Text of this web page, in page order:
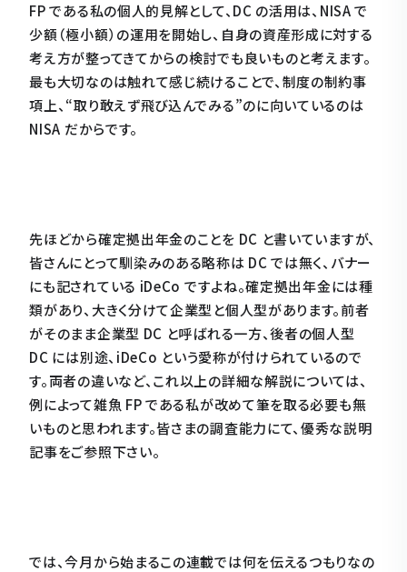
FP である私の個人的見解として、DC の活用は、NISA で
少額（極小額）の運用を開始し、自身の資産形成に対する
考え方が整ってきてからの検討でも良いものと考えます。
最も大切なのは触れて感じ続けることで、制度の制約事
項上、“取り敢えず飛び込んでみる”のに向いているのは
NISA だからです。
先ほどから確定拠出年金のことを DC と書いていますが、
皆さんにとって馴染みのある略称は DC では無く、バナー
にも記されている iDeCo ですよね。確定拠出年金には種
類があり、大きく分けて企業型と個人型があります。前者
がそのまま企業型 DC と呼ばれる一方、後者の個人型
DC には別途、iDeCo という愛称が付けられているので
す。両者の違いなど、これ以上の詳細な解説については、
例によって雑魚 FP である私が改めて筆を取る必要も無
いものと思われます。皆さまの調査能力にて、優秀な説明
記事をご参照下さい。
では、今月から始まるこの連載では何を伝えるつもりなの